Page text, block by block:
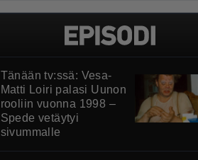
Tänään tv:ssä: Vesa-
Matti Loiri palasi Uunon
rooliin vuonna 1998 –
Spede vetäytyi
sivummalle